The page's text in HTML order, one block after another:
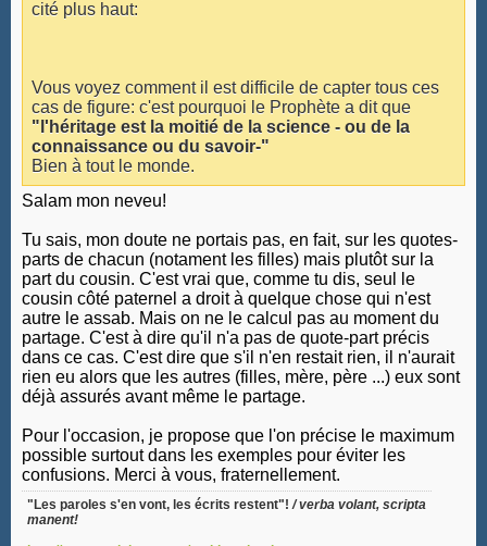
cité plus haut:
Vous voyez comment il est difficile de capter tous ces
cas de figure: c'est pourquoi le Prophète a dit que
"l'héritage est la moitié de la science - ou de la
connaissance ou du savoir-"
Bien à tout le monde.
Salam mon neveu!
Tu sais, mon doute ne portais pas, en fait, sur les quotes-
parts de chacun (notament les filles) mais plutôt sur la
part du cousin. C'est vrai que, comme tu dis, seul le
cousin côté paternel a droit à quelque chose qui n'est
autre le assab. Mais on ne le calcul pas au moment du
partage. C'est à dire qu'il n'a pas de quote-part précis
dans ce cas. C'est dire que s'il n'en restait rien, il n'aurait
rien eu alors que les autres (filles, mère, père ...) eux sont
déjà assurés avant même le partage.
Pour l'occasion, je propose que l'on précise le maximum
possible surtout dans les exemples pour éviter les
confusions. Merci à vous, fraternellement.
"Les paroles s'en vont, les écrits restent"! / verba volant, scripta
manent!